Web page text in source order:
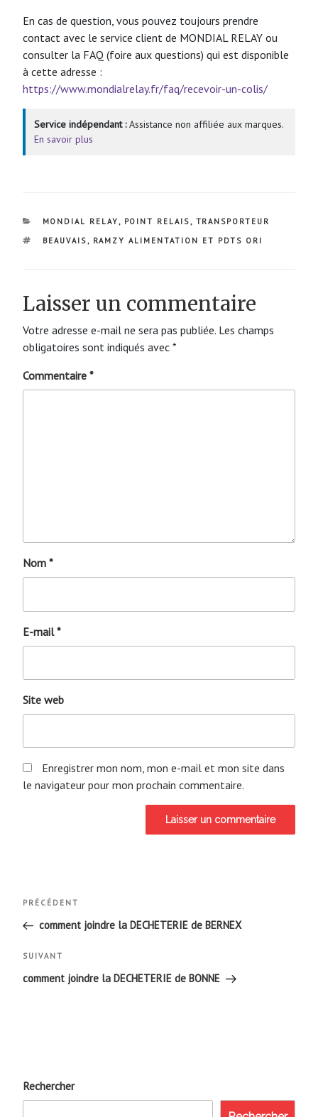
En cas de question, vous pouvez toujours prendre
contact avec le service client de MONDIAL RELAY ou
consulter la FAQ (foire aux questions) qui est disponible
à cette adresse :
https://www.mondialrelay.fr/faq/recevoir-un-colis/
Service indépendant :Assistance non affiliée aux marques.
En savoir plus
CATÉGORIES
MONDIAL RELAY , POINT RELAIS , TRANSPORTEUR
ÉTIQUETTES
BEAUVAIS , RAMZY ALIMENTATION ET PDTS ORI
Laisser un commentaire
Votre adresse e-mail ne sera pas publiée. Les champs
obligatoires sont indiqués avec *
Commentaire *
Nom *
E-mail*
Site web
Enregistrer mon nom, mon e-mail et mon site dans
le navigateur pour mon prochain commentaire.
Navigation
de
l’article
Article
précédent
PRÉCÉDENT
comment joindre la DECHETERIE de BERNEX
Article
suivant
SUIVANT
comment joindre la DECHETERIE de BONNE
Rechercher